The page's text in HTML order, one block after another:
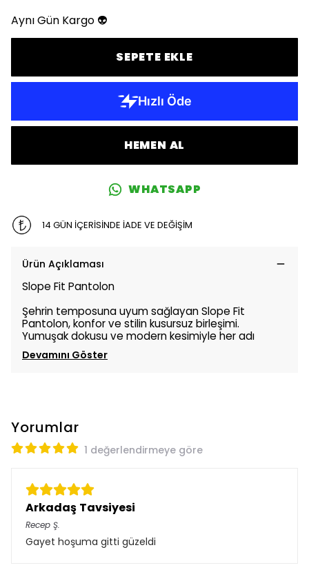
Aynı Gün Kargo 👽
SEPETE EKLE
HEMEN AL
WHATSAPP
14 GÜN İÇERİSİNDE İADE VE DEĞİŞİM
Ürün Açıklaması
Slope Fit Pantolon
Şehrin temposuna uyum sağlayan Slope Fit
Pantolon, konfor ve stilin kusursuz birleşimi.
Yumuşak dokusu ve modern kesimiyle her adı
Devamını Göster
Yorumlar
1 değerlendirmeye göre
Arkadaş Tavsiyesi
Recep Ş.
Gayet hoşuma gitti güzeldi